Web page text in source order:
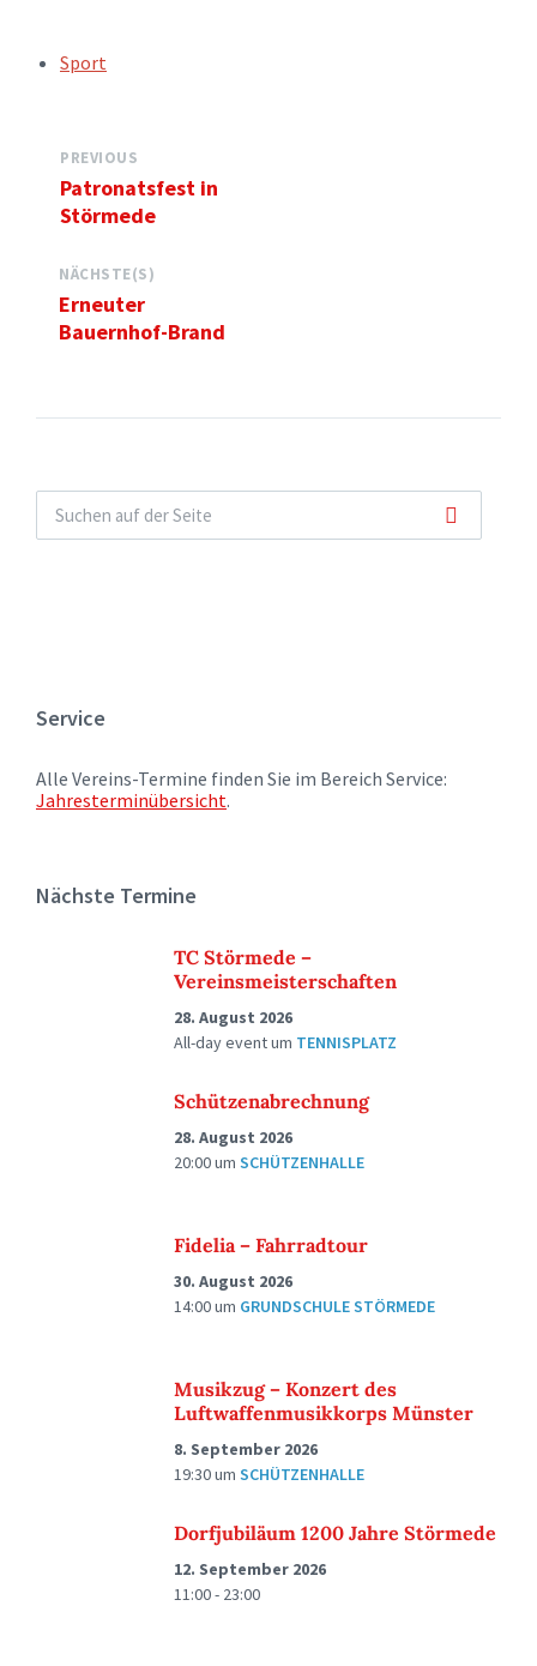
TAGS:Sport
PREVIOUS
Patronatsfest in
Störmede
NÄCHSTE(S)
Erneuter
Bauernhof-Brand
Service
Alle Vereins-Termine finden Sie im Bereich Service:
Jahresterminübersicht.
Nächste Termine
TC Störmede –
Vereinsmeisterschaften
28. August 2026
All-day eventum TENNISPLATZ
Schützenabrechnung
28. August 2026
20:00um SCHÜTZENHALLE
Fidelia – Fahrradtour
30. August 2026
14:00um GRUNDSCHULE STÖRMEDE
Musikzug – Konzert des
Luftwaffenmusikkorps Münster
8. September 2026
19:30um SCHÜTZENHALLE
Dorfjubiläum 1200 Jahre Störmede
12. September 2026
11:00 - 23:00